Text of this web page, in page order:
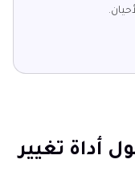
حول أداة تغيير